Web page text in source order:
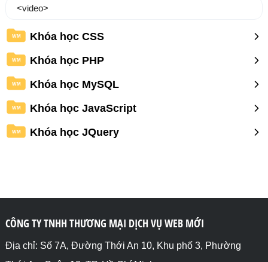
<video>
WM Khóa học CSS
WM Khóa học PHP
WM Khóa học MySQL
WM Khóa học JavaScript
WM Khóa học JQuery
CÔNG TY TNHH THƯƠNG MẠI DỊCH VỤ WEB MỚI
Địa chỉ: Số 7A, Đường Thới An 10, Khu phố 3, Phường